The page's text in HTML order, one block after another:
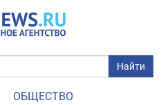
Найти
ОБЩЕСТВО